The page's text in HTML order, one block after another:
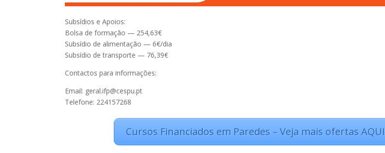
Subsídios e Apoios:
Bolsa de formação — 254,63€
Subsídio de alimentação — 6€/dia
Subsídio de transporte — 76,39€
Contactos para informações:
Email: geral.ifp@cespu.pt
Telefone: 224157268
Cursos Financiados em Paredes – Veja mais ofertas AQUI